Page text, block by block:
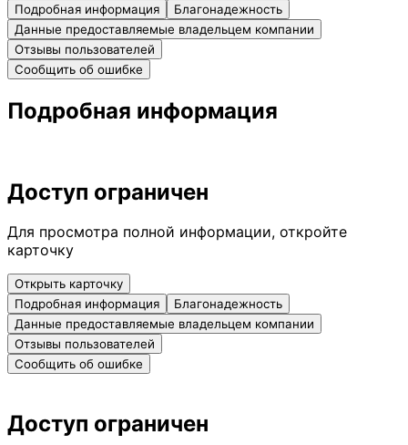
Подробная информация
Благонадежность
Данные предоставляемые владельцем компании
Отзывы пользователей
Сообщить об ошибке
Подробная информация
Доступ ограничен
Для просмотра полной информации, откройте
карточку
Открыть карточку
Подробная информация
Благонадежность
Данные предоставляемые владельцем компании
Отзывы пользователей
Сообщить об ошибке
Доступ ограничен